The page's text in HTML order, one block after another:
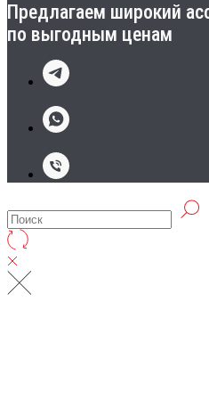
Предлагаем широкий
по выгодным ценам